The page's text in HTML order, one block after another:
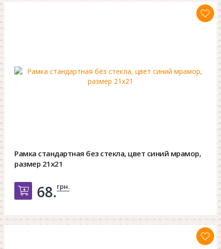
Рамка стандартная без стекла, цвет синий мрамор,
размер 21х21
Добавить в корзину
68.грн.